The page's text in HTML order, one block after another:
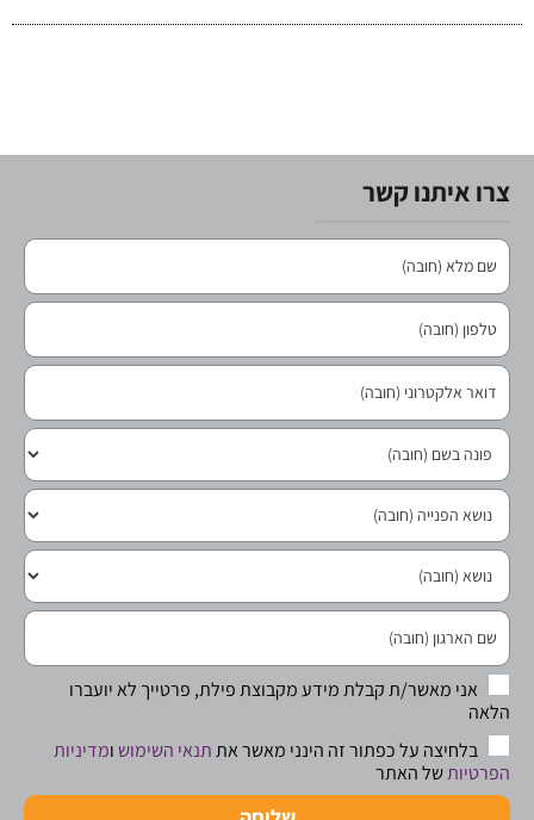
צרו איתנו קשר
אני מאשר/ת קבלת מידע מקבוצת פילת, פרטייך לא יועברו
הלאה
בלחיצה על כפתור זה הינני מאשר אתתנאי השימוש ומדיניות
הפרטיותשל האתר